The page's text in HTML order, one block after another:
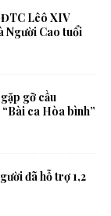
Lêô XIV
Người Cao tuổi
gỡ cầu
ca Hòa bình”
đã hỗ trợ 1,2